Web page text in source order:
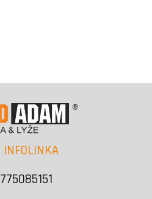
INFOLINKA
775085151